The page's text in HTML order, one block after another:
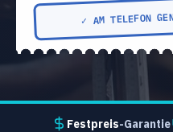
✓ AM TELEFON
Festpreis-Garantie